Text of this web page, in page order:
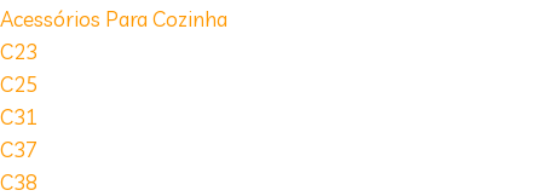
Acessórios Para Cozinha
C23
C25
C31
C37
C38